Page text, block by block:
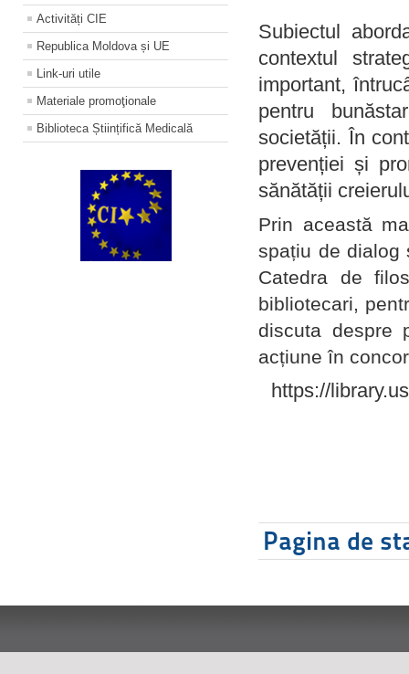
Activități CIE
Republica Moldova și UE
Link-uri utile
Materiale promoţionale
Biblioteca Științifică Medicală
Subiectul
contextul
important,
pentru
societății. În
prevenției și
sănătății
Prin această
spațiu de dialog
Catedra de
bibliotecari,
discuta despre
acțiune în
https://
Pagina de